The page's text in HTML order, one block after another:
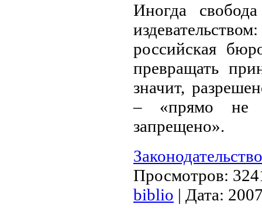
Иногда
российская
превращать
значит,
– «прямо не
запрещено».
Просмотров:
biblio | Дата: